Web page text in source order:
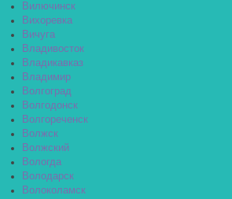
Вилючинск
Вихоревка
Вичуга
Владивосток
Владикавказ
Владимир
Волгоград
Волгодонск
Волгореченск
Волжск
Волжский
Вологда
Володарск
Волоколамск